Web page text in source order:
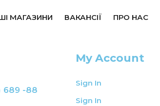
МАГАЗИНИ ВАКАНСІЇ ПРО НАС
689 -88
My Account
Sign In
Sign In